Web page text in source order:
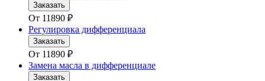
Заказать
От 11890 ₽
Регулировка дифференциала
Заказать
От 11890 ₽
Замена масла в дифференциале
Заказать